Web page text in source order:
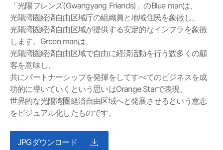
「光陽フレンズ(Gwangyang Friends)」のBlue manは、
光陽湾圏経済自由区域庁の組織員と地域住民を象徴し、
光陽湾圏経済自由区域が提供する安定的なインフラを象徴
します。Green manは、
光陽湾圏経済自由区域で自由に経済活動を行う数多くの顧
客を意味し、
共にパートナーシップを発揮をしてすべてのビジネスを成
功的に導いていくという思いはOrange Starで表現、
世界的な光陽湾圏経済自由区域へと発展させるという意志
をビジュアル化したものです。
JPGダウンロード